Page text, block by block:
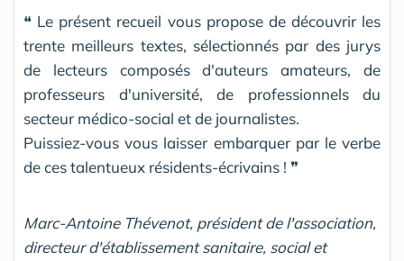
❝ Le présent recueil vous propose de découvrir les
trente meilleurs textes, sélectionnés par des jurys
de lecteurs composés d'auteurs amateurs, de
professeurs d'université, de professionnels du
secteur médico-social et de journalistes.
Puissiez-vous vous laisser embarquer par le verbe
de ces talentueux résidents-écrivains ! ❞
Marc-Antoine Thévenot, président de l'association,
directeur d'établissement sanitaire, social et